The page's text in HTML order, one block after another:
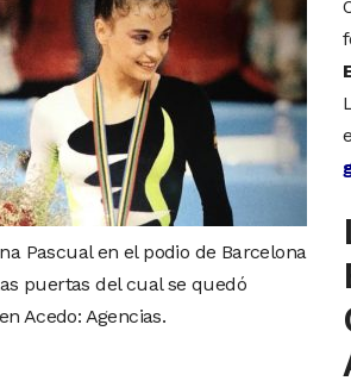
Pascual en el podio de Barcelona
puertas del cual se quedó
Acedo: Agencias.